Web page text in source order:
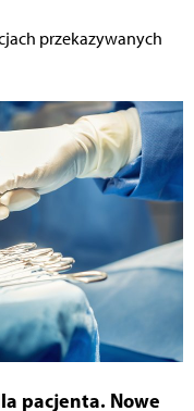
przekazywanych
pacjenta. Nowe